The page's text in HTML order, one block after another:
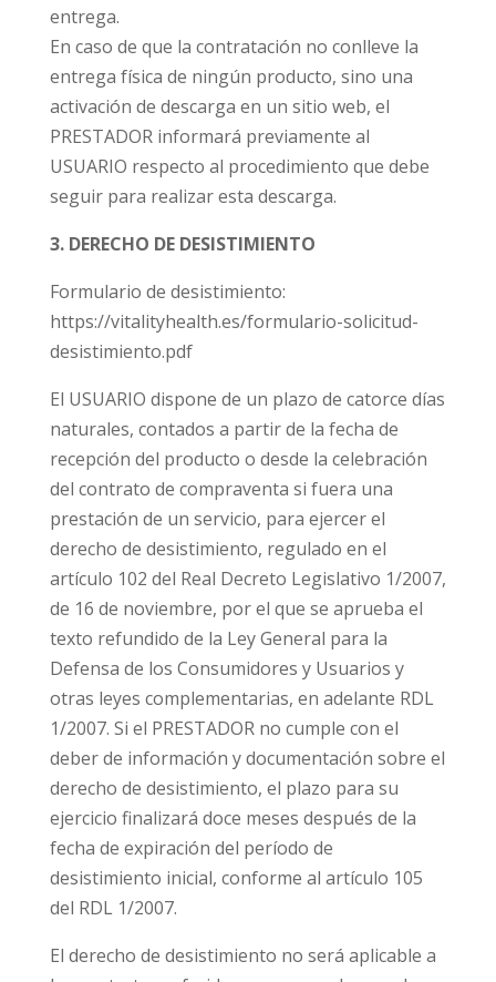
entrega.
En caso de que la contratación no conlleve la
entrega física de ningún producto, sino una
activación de descarga en un sitio web, el
PRESTADOR informará previamente al
USUARIO respecto al procedimiento que debe
seguir para realizar esta descarga.
3. DERECHO DE DESISTIMIENTO
Formulario de desistimiento:
https://vitalityhealth.es/formulario-solicitud-
desistimiento.pdf
El USUARIO dispone de un plazo de catorce días
naturales, contados a partir de la fecha de
recepción del producto o desde la celebración
del contrato de compraventa si fuera una
prestación de un servicio, para ejercer el
derecho de desistimiento, regulado en el
artículo 102 del Real Decreto Legislativo 1/2007,
de 16 de noviembre, por el que se aprueba el
texto refundido de la Ley General para la
Defensa de los Consumidores y Usuarios y
otras leyes complementarias, en adelante RDL
1/2007. Si el PRESTADOR no cumple con el
deber de información y documentación sobre el
derecho de desistimiento, el plazo para su
ejercicio finalizará doce meses después de la
fecha de expiración del período de
desistimiento inicial, conforme al artículo 105
del RDL 1/2007.
El derecho de desistimiento no será aplicable a